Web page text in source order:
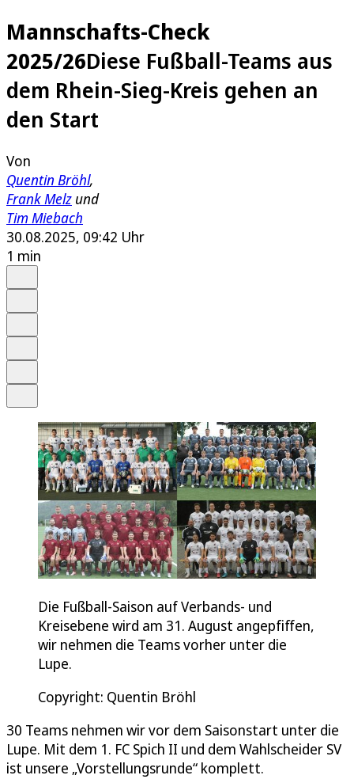
Mannschafts-Check
2025/26Diese Fußball-Teams aus
dem Rhein-Sieg-Kreis gehen an
den Start
Von
Quentin Bröhl,
Frank Melz und
Tim Miebach
30.08.2025, 09:42 Uhr
1 min
Die Fußball-Saison auf Verbands- und
Kreisebene wird am 31. August angepfiffen,
wir nehmen die Teams vorher unter die
Lupe.
Copyright: Quentin Bröhl
30 Teams nehmen wir vor dem Saisonstart unter die
Lupe. Mit dem 1. FC Spich II und dem Wahlscheider SV
ist unsere „Vorstellungsrunde“ komplett.